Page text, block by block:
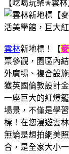
【吃喝玩樂✭雲林
雲林新地標！【
票參觀，園區內
外廣場、複合設
獲英國倫敦設計
一座巨大的紅燈
場景，不僅是學
標！在您漫遊雲
無論是想拍網美
合，是全家大小